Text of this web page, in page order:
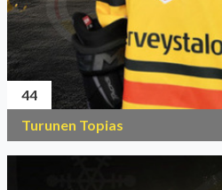
44
Turunen Topias